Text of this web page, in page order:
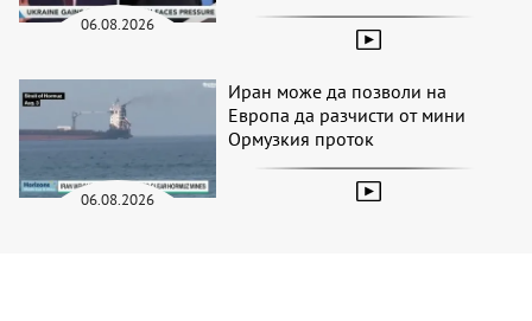
06.08.2026
06.08.2026
Иран може да позволи на
Европа да разчисти от мини
Ормузкия проток